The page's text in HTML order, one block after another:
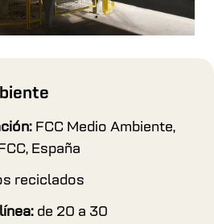
FCC Medio Ambiente,
España
reciclados
de 20 a 30